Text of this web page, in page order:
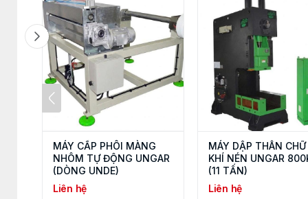
MÁY CẤP PHÔI MÀNG
NHÔM TỰ ĐỘNG UNGAR
(DÒNG UNDE)
Liên hệ
MÁY DẬP THÂN CHỮ
KHÍ NÉN UNGAR
(11 TẤN)
Liên hệ